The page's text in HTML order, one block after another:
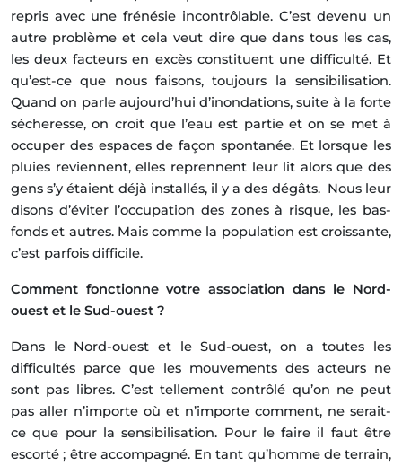
repris avec une frénésie incontrôlable. C’est devenu un
autre problème et cela veut dire que dans tous les cas,
les deux facteurs en excès constituent une difficulté. Et
qu’est-ce que nous faisons, toujours la sensibilisation.
Quand on parle aujourd’hui d’inondations, suite à la forte
sécheresse, on croit que l’eau est partie et on se met à
occuper des espaces de façon spontanée. Et lorsque les
pluies reviennent, elles reprennent leur lit alors que des
gens s’y étaient déjà installés, il y a des dégâts. Nous leur
disons d’éviter l’occupation des zones à risque, les bas-
fonds et autres. Mais comme la population est croissante,
c’est parfois difficile.
Comment fonctionne votre association dans le Nord-
ouest et le Sud-ouest ?
Dans le Nord-ouest et le Sud-ouest, on a toutes les
difficultés parce que les mouvements des acteurs ne
sont pas libres. C’est tellement contrôlé qu’on ne peut
pas aller n’importe où et n’importe comment, ne serait-
ce que pour la sensibilisation. Pour le faire il faut être
escorté ; être accompagné. En tant qu’homme de terrain,